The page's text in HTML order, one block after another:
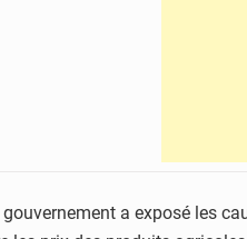
gouvernement a exposé les